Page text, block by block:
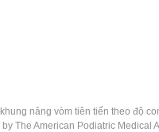
nâng vòm tiên tiến theo độ
The American Podiatric Medical